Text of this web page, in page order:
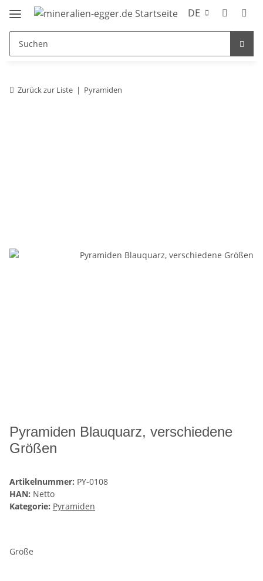
DE
Zurück zur Liste Pyramiden
Pyramiden Blauquarz, verschiedene
Größen
Artikelnummer: PY-0108
HAN: Netto
Kategorie: Pyramiden
Größe